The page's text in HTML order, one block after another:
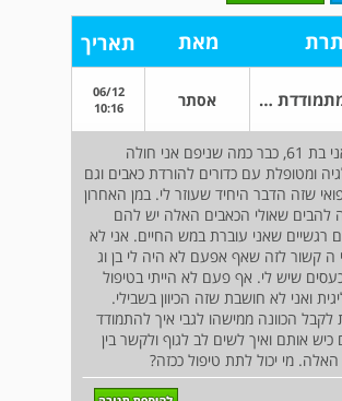
מאת תאריך
אני מתמודדת עם פיברומיאלגיה אסתר
06/12
10:16
שלום רב, אני בת 61, כבר כמה שניפם אני חולה
ומטופלת עם כדורים להורדת כאבים וגם
שזה הדבר היחיד שעוזר לי. במן האחרון
להבים שאולי הכאבים האלה יש להם
רגשיים שאני עוברת במש החיים. אני לא
ה קשור לזה שאף אפעם לא היה לי בן וג
שיש לי. אף פעם לא הייתי בטיפול
ואני לא חושבת שזה הכיוון בשבילי.
לקבל הכוונה ממישהו לגבי איך להתמודד
אותם ואיך לשים לב לגוף ולקשר בין
מי יכול לתת טיפול ככזה?